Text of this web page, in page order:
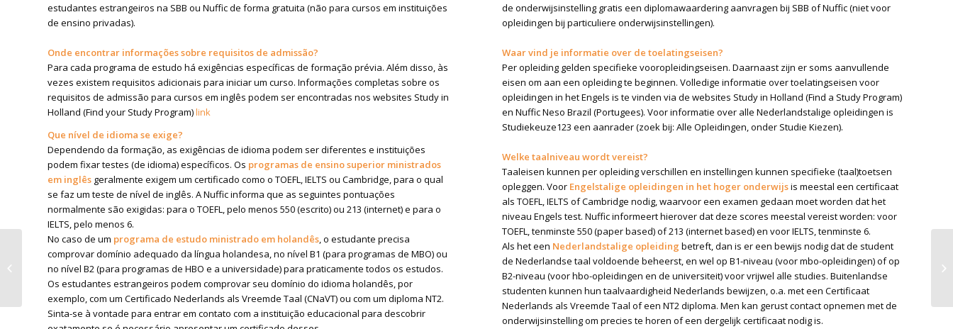
estudantes estrangeiros na SBB ou Nuffic de forma gratuita (não para cursos em instituições
de ensino privadas).
Onde encontrar informações sobre requisitos de admissão?
Para cada programa de estudo há exigências específicas de formação prévia. Além disso, às
vezes existem requisitos adicionais para iniciar um curso. Informações completas sobre os
requisitos de admissão para cursos em inglês podem ser encontradas nos websites Study in
Holland (Find your Study Program)link
Que nível de idioma se exige?
Dependendo da formação, as exigências de idioma podem ser diferentes e instituições
podem fixar testes (de idioma) específicos. Os programas de ensino superior ministrados
em inglês geralmente exigem um certificado como o TOEFL, IELTS ou Cambridge, para o qual
se faz um teste de nível de inglês. A Nuffic informa que as seguintes pontuações
normalmente são exigidas: para o TOEFL, pelo menos 550 (escrito) ou 213 (internet) e para o
IELTS, pelo menos 6.
No caso de um programa de estudo ministrado em holandês, o estudante precisa
comprovar domínio adequado da língua holandesa, no nível B1 (para programas de MBO) ou
no nível B2 (para programas de HBO e a universidade) para praticamente todos os estudos.
Os estudantes estrangeiros podem comprovar seu domínio do idioma holandês, por
exemplo, com um Certificado Nederlands als Vreemde Taal (CNaVT) ou com um diploma NT2.
Sinta-se à vontade para entrar em contato com a instituição educacional para descobrir
de onderwijsinstelling gratis een diplomawaardering aanvragen bij SBB of Nuffic (niet voor
opleidingen bij particuliere onderwijsinstellingen).
Waar vind je informatie over de toelatingseisen?
Per opleiding gelden specifieke vooropleidingseisen. Daarnaast zijn er soms aanvullende
eisen om aan een opleiding te beginnen. Volledige informatie over toelatingseisen voor
opleidingen in het Engels is te vinden via de websites Study in Holland (Find a Study Program)
en Nuffic Neso Brazil (Portugees). Voor informatie over alle Nederlandstalige opleidingen is
Studiekeuze123 een aanrader (zoek bij: Alle Opleidingen, onder Studie Kiezen).
Welke taalniveau wordt vereist?
Taaleisen kunnen per opleiding verschillen en instellingen kunnen specifieke (taal)toetsen
opleggen. Voor Engelstalige opleidingen in het hoger onderwijsis meestal een certificaat
als TOEFL, IELTS of Cambridge nodig, waarvoor een examen gedaan moet worden dat het
niveau Engels test. Nuffic informeert hierover dat deze scores meestal vereist worden: voor
TOEFL, tenminste 550 (paper based) of 213 (internet based) en voor IELTS, tenminste 6.
Als het een Nederlandstalige opleiding betreft, dan is er een bewijs nodig dat de student
de Nederlandse taal voldoende beheerst, en wel op B1-niveau (voor mbo-opleidingen) of op
B2-niveau (voor hbo-opleidingen en de universiteit) voor vrijwel alle studies. Buitenlandse
studenten kunnen hun taalvaardigheid Nederlands bewijzen, o.a. met een Certificaat
Nederlands als Vreemde Taal of een NT2 diploma. Men kan gerust contact opnemen met de
onderwijsinstelling om precies te horen of een dergelijk certificaat nodig is.
Relato de Intercâmbio
– Marina